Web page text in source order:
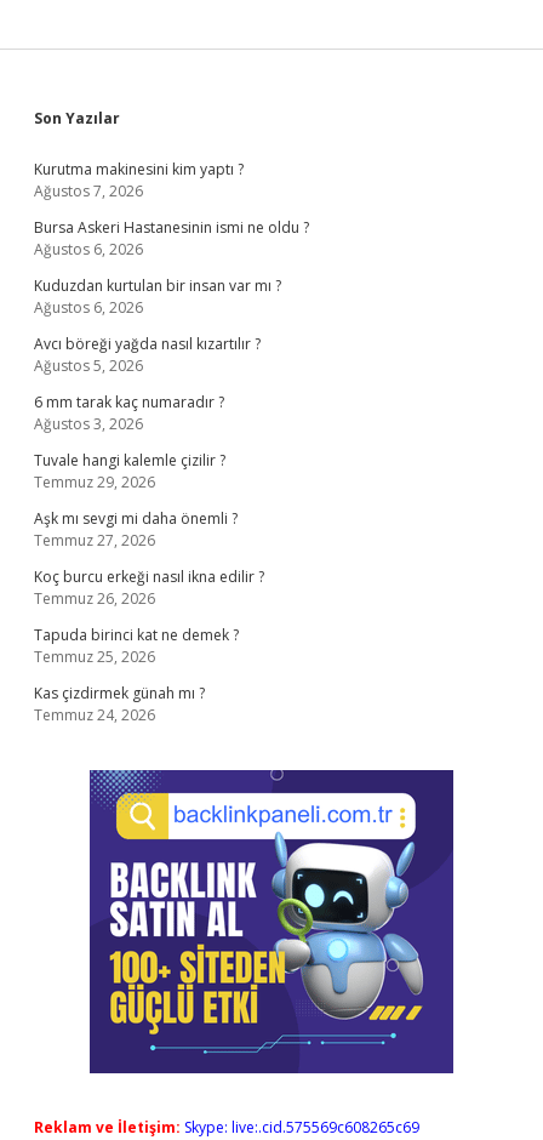
Sidebar
Son Yazılar
Kurutma makinesini kim yaptı ?
Ağustos 7, 2026
Bursa Askeri Hastanesinin ismi ne oldu ?
Ağustos 6, 2026
Kuduzdan kurtulan bir insan var mı ?
Ağustos 6, 2026
Avcı böreği yağda nasıl kızartılır ?
Ağustos 5, 2026
6 mm tarak kaç numaradır ?
Ağustos 3, 2026
Tuvale hangi kalemle çizilir ?
Temmuz 29, 2026
Aşk mı sevgi mi daha önemli ?
Temmuz 27, 2026
Koç burcu erkeği nasıl ikna edilir ?
Temmuz 26, 2026
Tapuda birinci kat ne demek ?
Temmuz 25, 2026
Kas çizdirmek günah mı ?
Temmuz 24, 2026
Reklam ve İletişim: Skype: live:.cid.575569c608265c69